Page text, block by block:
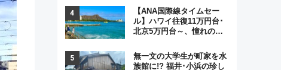
実アレンジの特別仕様へ、
8月5日始発から
【ANA国際線タイムセー
ル】ハワイ往復11万円台･
北京5万円台～、憧れのビ
GW旅行まで狙える激アツ
路線まとめ（8/10まで）
無一文の大学生が町家を水
族館に!? 福井･小浜の珍し